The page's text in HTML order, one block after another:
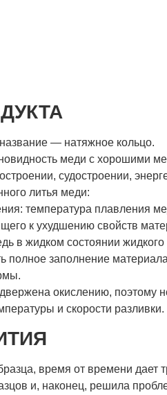
— натяжное кольцо.
меди с хорошими
судостроении,
литья меди:
температура плавления
к ухудшению свойств
в жидком состоянии
полное заполнение
окислению, поэтому
и скорости разливки.
время от времени
и, наконец, решила